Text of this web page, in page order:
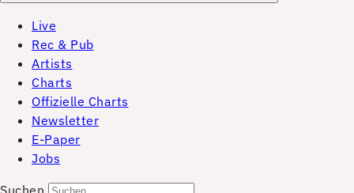
Live
Rec & Pub
Artists
Charts
Offizielle Charts
Newsletter
E-Paper
Jobs
Suchen